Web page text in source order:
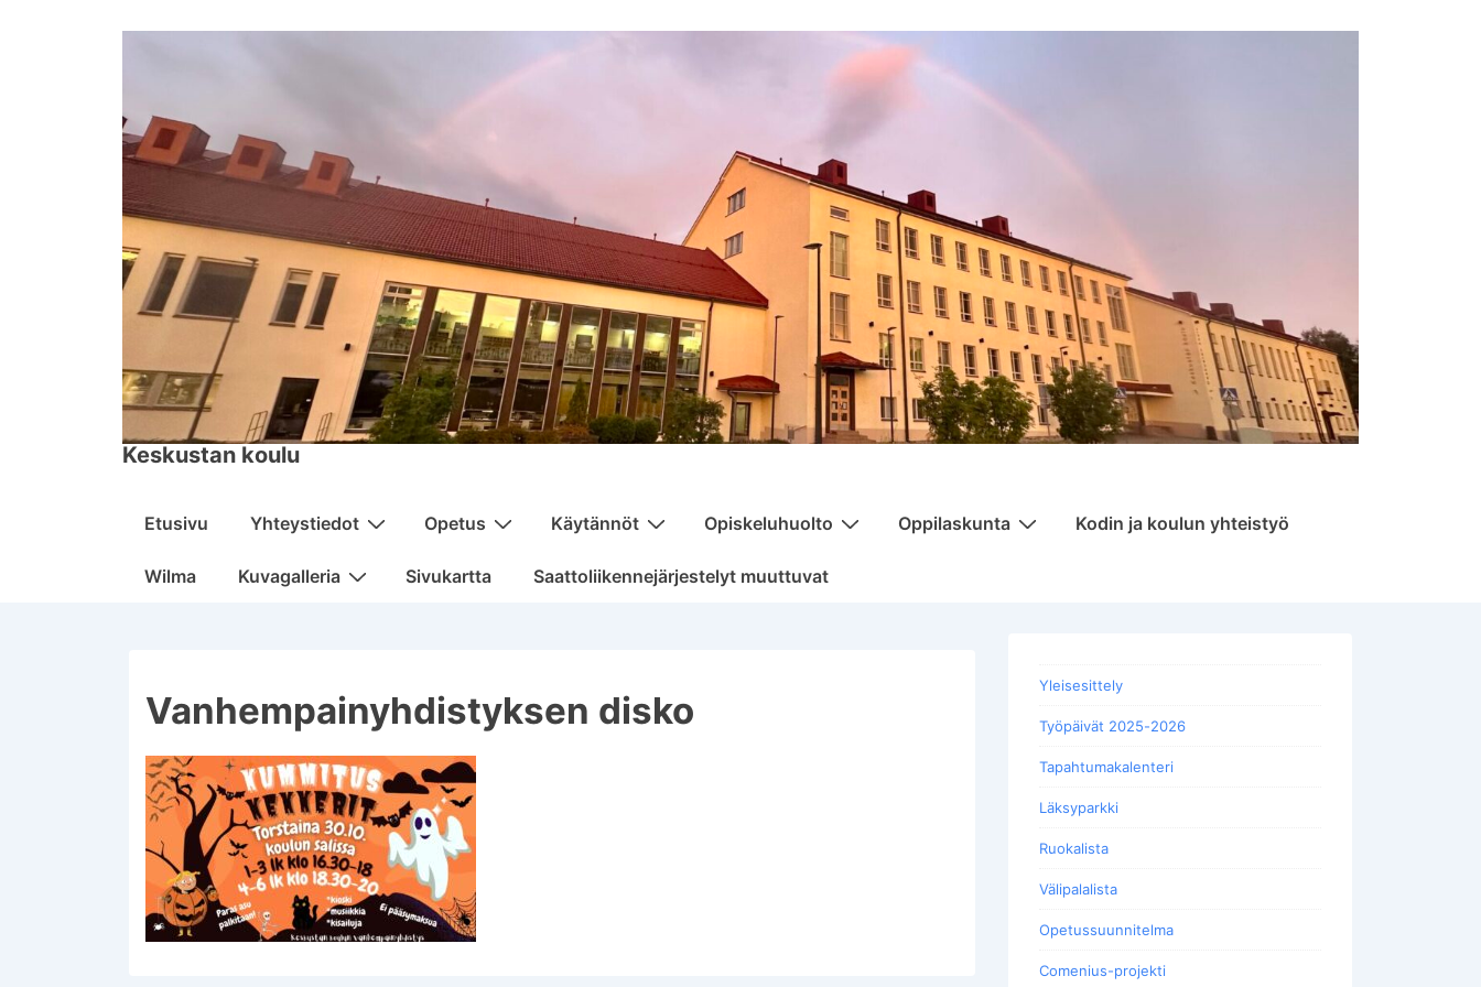
Keskustan koulu
Päänavigaatio
Etusivu Yhteystiedot Opetus Käytännöt Opiskeluhuolto Oppilaskunta Kodin ja koulun yhteistyö
Wilma Kuvagalleria Sivukartta Saattoliikennejärjestelyt muuttuvat
Vanhempainyhdistyksen disko
Yleisesittely
Työpäivät 2025-2026
Tapahtumakalenteri
Läksyparkki
Ruokalista
Välipalalista
Opetussuunnitelma
Comenius-projekti